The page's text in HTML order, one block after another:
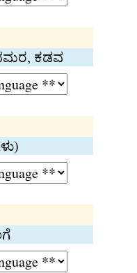
ಕಡವ